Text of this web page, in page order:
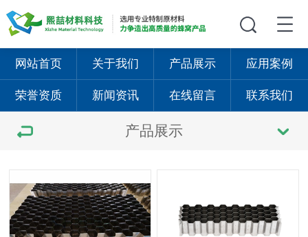
网站首页 关于我们 产品展示 应用案例
荣誉资质 新闻资讯 在线留言 联系我们
产品展示